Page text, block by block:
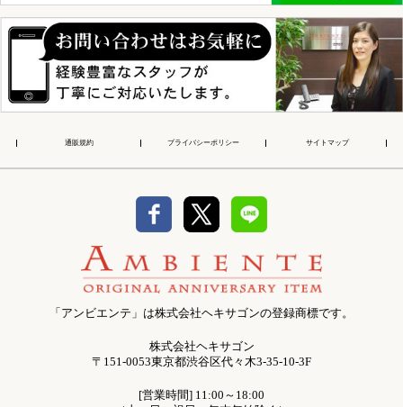
通販規約 プライバシーポリシー サイトマップ
「アンビエンテ」は株式会社ヘキサゴンの登録商標です。
株式会社ヘキサゴン
〒151-0053東京都渋谷区代々木3-35-10-3F
[営業時間] 11:00～18:00